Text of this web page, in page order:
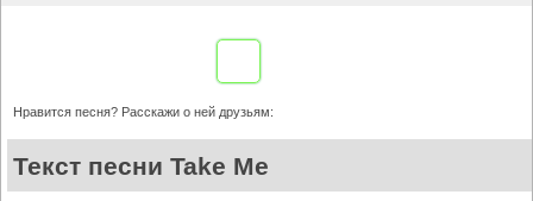
Нравится песня? Расскажи о ней друзьям:
Текст песни Take Me